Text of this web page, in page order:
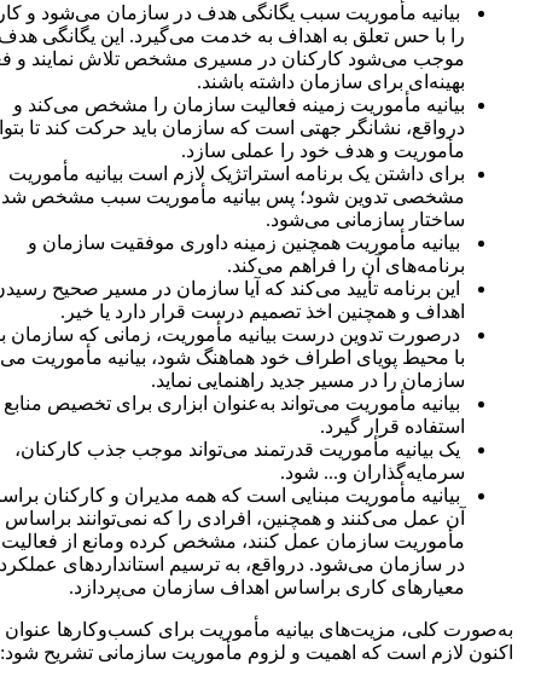
بیانیه مأموریت سبب یگانگی هدف در سازمان می‌شود و
را با حس تعلق به اهداف به خدمت می‌گیرد. این یگانگی
موجب می‌شود کارکنان در مسیری مشخص تلاش نمایند و
بهینه‌ای برای سازمان داشته باشند.
بیانیه مأموریت زمینه فعالیت سازمان را مشخص می‌کند و
درواقع، نشانگر جهتی است که سازمان باید حرکت کند تا
مأموریت و هدف خود را عملی سازد.
برای داشتن یک برنامه استراتژیک لازم است بیانیه مأموریت
مشخصی تدوین شود؛ پس بیانیه مأموریت سبب مشخص
ساختار سازمانی می‌شود.
بیانیه مأموریت همچنین زمینه داوری موفقیت سازمان و
برنامه‌های آن را فراهم می‌کند.
این برنامه تأیید می‌کند که آیا سازمان در مسیر صحیح
اهداف و همچنین اخذ تصمیم درست قرار دارد یا خیر.
درصورت تدوین درست بیانیه مأموریت، زمانی‌ که سازمان
با محیط پویای اطراف خود هماهنگ شود، بیانیه مأموریت
سازمان را در مسیر جدید راهنمایی نماید.
بیانیه مأموریت می‌تواند به‌عنوان ابزاری برای تخصیص
استفاده قرار گیرد.
یک بیانیه مأموریت قدرتمند می‌تواند موجب جذب کارکنان،
سرمایه‌گذاران و... شود.
بیانیه مأموریت مبنایی است که همه مدیران و کارکنان
آن عمل می‌کنند و همچنین، افرادی را که نمی‌توانند براساس
مأموریت سازمان عمل کنند، مشخص کرده ومانع از فعالیت
در سازمان می‌شود. درواقع، به ترسیم استانداردهای
معیارهای کاری براساس اهداف سازمان می‌پردازد.
به‌صورت کلی، مزیت‌های بیانیه مأموریت برای کسب‌وکارها
اکنون لازم است که اهمیت و لزوم مأموریت سازمانی تشریح شود: